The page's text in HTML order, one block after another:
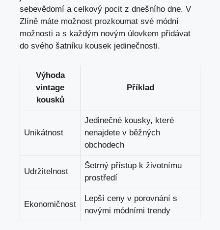
‍sebevědomí a celkový pocit z dnešního dne. V
Zlíně ⁢máte⁣ možnost prozkoumat své módní ​
možnosti a s každým‍ novým úlovkem přidávat
do svého šatníku kousek jedinečnosti.
Výhoda
vintage
kousků
Příklad
Unikátnost
Jedinečné‌ kousky, které
nenajdete⁣ v běžných⁤
obchodech
Udržitelnost
Šetrný přístup k životnímu
prostředí
Ekonomičnost
Lepší ceny v ‌porovnání s
novými⁢ módními trendy